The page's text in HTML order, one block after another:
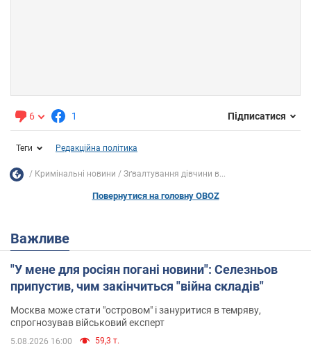
6 1 Підписатися
Теги Редакційна політика
Кримінальні новини Зґвалтування дівчини в...
Повернутися на головну OBOZ
Важливе
"У мене для росіян погані новини": Селезньов
припустив, чим закінчиться "війна складів"
Москва може стати "островом" і зануритися в темряву,
спрогнозував військовий експерт
5.08.2026 16:00 59,3 т.